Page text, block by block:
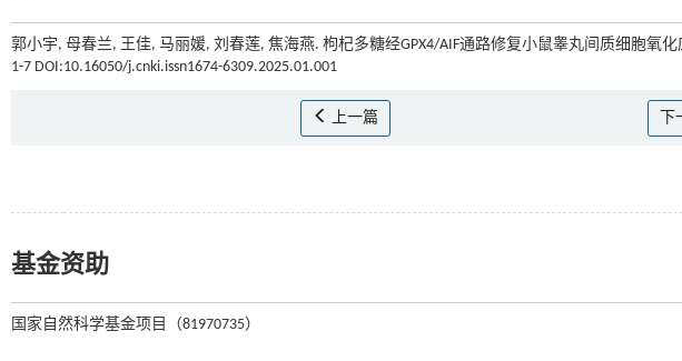
郭小宇, 母春兰, 王佳, 马丽媛, 刘春莲, 焦海燕. 枸杞多糖经GPX4/AIF通路修复小鼠睾丸间质细胞氧
1-7 DOI:10.16050/j.cnki.issn1674-6309.2025.01.001
上一篇
基金资助
国家自然科学基金项目（81970735）